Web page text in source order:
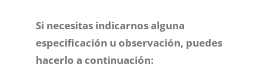
Si necesitas indicarnos alguna
especificación u observación, puedes
hacerlo a continuación: